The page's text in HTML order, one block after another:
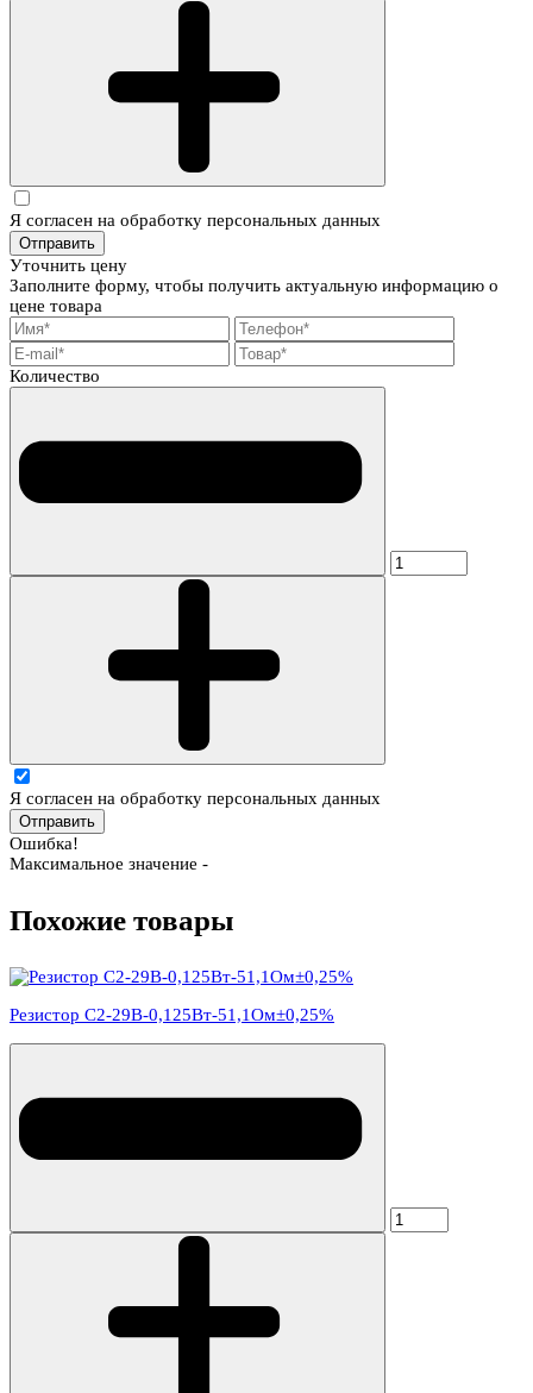
Я согласен на обработку персональных данных
Отправить
Уточнить цену
Заполните форму, чтобы получить актуальную информацию о
цене товара
Количество
Я согласен на обработку персональных данных
Отправить
Ошибка!
Максимальное значение -
Похожие товары
Резистор С2-29В-0,125Вт-51,1Ом±0,25%